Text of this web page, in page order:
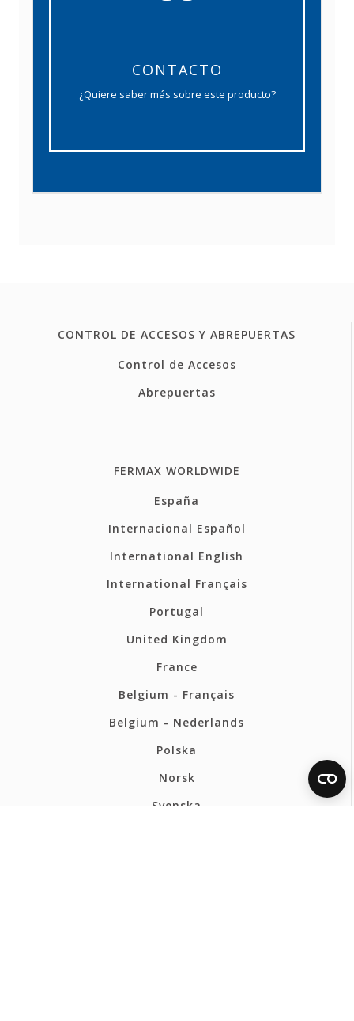
CONTACTO
¿Quiere saber más sobre este producto?
CONTROL DE ACCESOS Y ABREPUERTAS
Control de Accesos
Abrepuertas
FERMAX WORLDWIDE
España
Internacional Español
International English
International Français
Portugal
United Kingdom
France
Belgium - Français
Belgium - Nederlands
Polska
Norsk
Svenska